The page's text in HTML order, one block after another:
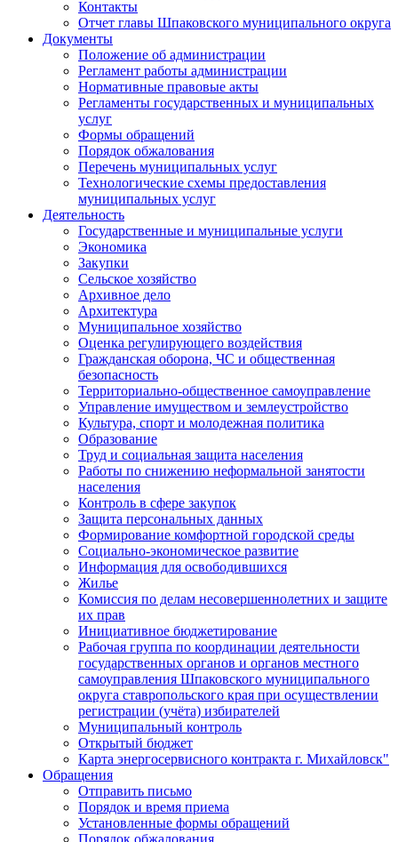
Контакты
Отчет главы Шпаковского муниципального округа
Документы
Положение об администрации
Регламент работы администрации
Нормативные правовые акты
Регламенты государственных и муниципальных
услуг
Формы обращений
Порядок обжалования
Перечень муниципальных услуг
Технологические схемы предоставления
муниципальных услуг
Деятельность
Государственные и муниципальные услуги
Экономика
Закупки
Сельское хозяйство
Архивное дело
Архитектура
Муниципальное хозяйство
Оценка регулирующего воздействия
Гражданская оборона, ЧС и общественная
безопасность
Территориально-общественное самоуправление
Управление имуществом и землеустройство
Культура, спорт и молодежная политика
Образование
Труд и социальная защита населения
Работы по снижению неформальной занятости
населения
Контроль в сфере закупок
Защита персональных данных
Формирование комфортной городской среды
Социально-экономическое развитие
Информация для освободившихся
Жилье
Комиссия по делам несовершеннолетних и защите
их прав
Инициативное бюджетирование
Рабочая группа по координации деятельности
государственных органов и органов местного
самоуправления Шпаковского муниципального
округа ставропольского края при осуществлении
регистрации (учёта) избирателей
Муниципальный контроль
Открытый бюджет
Карта энергосервисного контракта г. Михайловск"
Обращения
Отправить письмо
Порядок и время приема
Установленные формы обращений